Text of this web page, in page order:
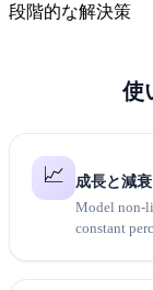
段階的な解決策
使
📈
成長と減衰
Model non-
constant